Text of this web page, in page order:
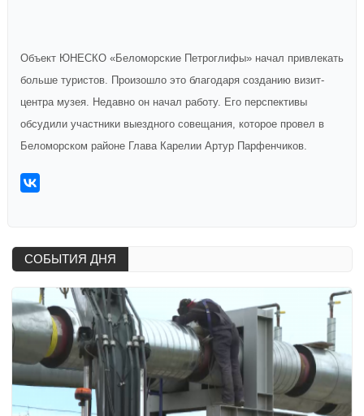
Объект ЮНЕСКО «Беломорские Петроглифы» начал привлекать
больше туристов. Произошло это благодаря созданию визит-
центра музея. Недавно он начал работу. Его перспективы
обсудили участники выездного совещания, которое провел в
Беломорском районе Глава Карелии Артур Парфенчиков.
СОБЫТИЯ ДНЯ